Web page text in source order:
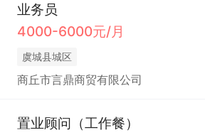
业务员
4000-6000元/月
虞城县城区
商丘市言鼎商贸有限公司
置业顾问（工作餐）